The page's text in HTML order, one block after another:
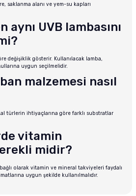
saklanma alanı ve yem-su kapları
aynı UVB lambasını
değişiklik gösterir. Kullanılacak lamba,
uygun seçilmelidir.
malzemesi nasıl
türlerin ihtiyaçlarına göre farklı substratlar
vitamin
midir?
olarak vitamin ve mineral takviyeleri faydalı
uygun şekilde kullanılmalıdır.